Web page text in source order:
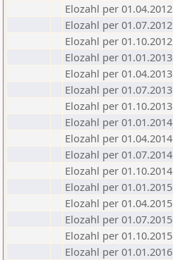
Elozahl per 01.04.2012
Elozahl per 01.07.2012
Elozahl per 01.10.2012
Elozahl per 01.01.2013
Elozahl per 01.04.2013
Elozahl per 01.07.2013
Elozahl per 01.10.2013
Elozahl per 01.01.2014
Elozahl per 01.04.2014
Elozahl per 01.07.2014
Elozahl per 01.10.2014
Elozahl per 01.01.2015
Elozahl per 01.04.2015
Elozahl per 01.07.2015
Elozahl per 01.10.2015
Elozahl per 01.01.2016